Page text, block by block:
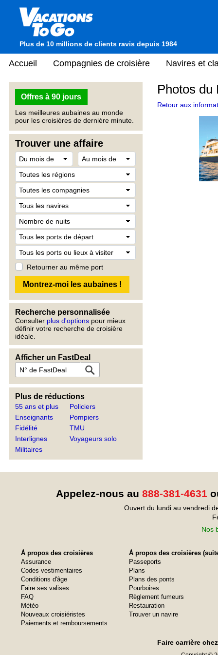
Plus de 10 millions de clients ravis depuis 1984
Accueil Compagnies de croisière Navires et
Offres à 90 jours
Les meilleures aubaines au monde
pour les croisières de dernière minute.
Trouver une affaire
Retourner au même port
Recherche personnalisée
Consulter plus d'options pour mieux
définir votre recherche de croisière
idéale.
Afficher un FastDeal
Plus de réductions
55 ans et plus
Enseignants
Fidélité
Interlignes
Militaires
Policiers
Pompiers
TMU
Voyageurs solo
Photos du
Retour aux
Appelez-nous au 888-381-4631
Ouvert du lundi au vendredi
Nos
À propos des croisières
Assurance
Codes vestimentaires
Conditions d'âge
Faire ses valises
FAQ
Météo
Nouveaux croisiéristes
Paiements et remboursements
À propos des croisières
Passeports
Plans
Plans des ponts
Pourboires
Règlement fumeurs
Restauration
Trouver un navire
Faire carrière